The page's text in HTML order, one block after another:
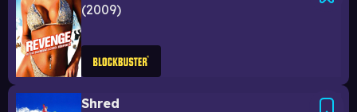
2009
Shred